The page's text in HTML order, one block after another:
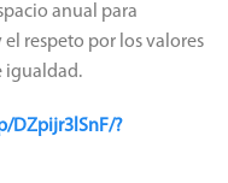
anual para
respeto por los valores
igualdad.
DZpijr3lSnF/?